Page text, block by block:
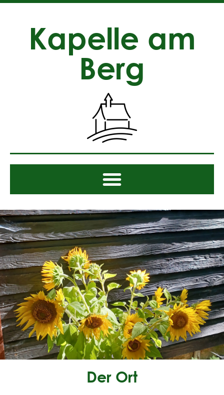
Kapelle am
Berg
Der Ort